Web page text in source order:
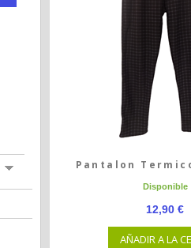
Pantalon
Disponible
12,90 €
AÑADIR A LA